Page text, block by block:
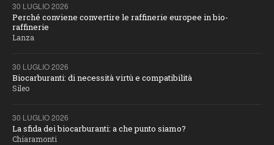
30 LUGLIO 2026
Perché conviene convertire le raffinerie europee in bio-
raffinerie
Lanza
30 LUGLIO 2026
Biocarburanti: di necessità virtù e compatibilità
Sileo
30 LUGLIO 2026
La sfida dei biocarburanti: a che punto siamo?
Chiaramonti